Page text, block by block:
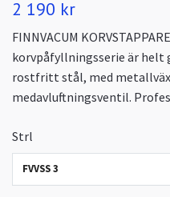
2 190 kr
FINNVACUM
korvpåfyllningsserie är helt
rostfritt stål, med
medavluftningsventil.
Strl
FVVSS 3